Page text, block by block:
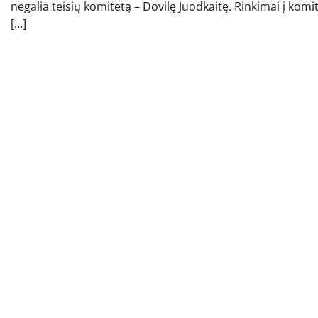
negalia teisių komitetą – Dovilę Juodkaitę. Rinkimai į
[…]